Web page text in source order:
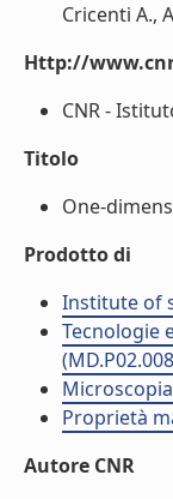
Cricenti A.,
Http://
CNR -
Titolo
One-
Prodotto di
Institute of
Tecnologie
Proprietà
Autore CNR